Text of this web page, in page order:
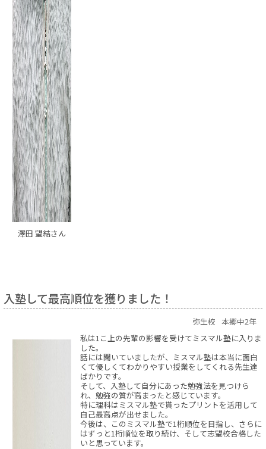
澤田 望結さん
入塾して最高順位を獲りました！
弥生校 本郷中2年
私は1こ上の先輩の影響を受けてミスマル塾に入りま
した。
話には聞いていましたが、ミスマル塾は本当に面白
くて優しくてわかりやすい授業をしてくれる先生達
ばかりです。
そして、入塾して自分にあった勉強法を見つけら
れ、勉強の質が高まったと感じています。
特に理科はミスマル塾で貰ったプリントを活用して
自己最高点が出せました。
今後は、このミスマル塾で1桁順位を目指し、さらに
はずっと1桁順位を取り続け、そして志望校合格した
いと思っています。